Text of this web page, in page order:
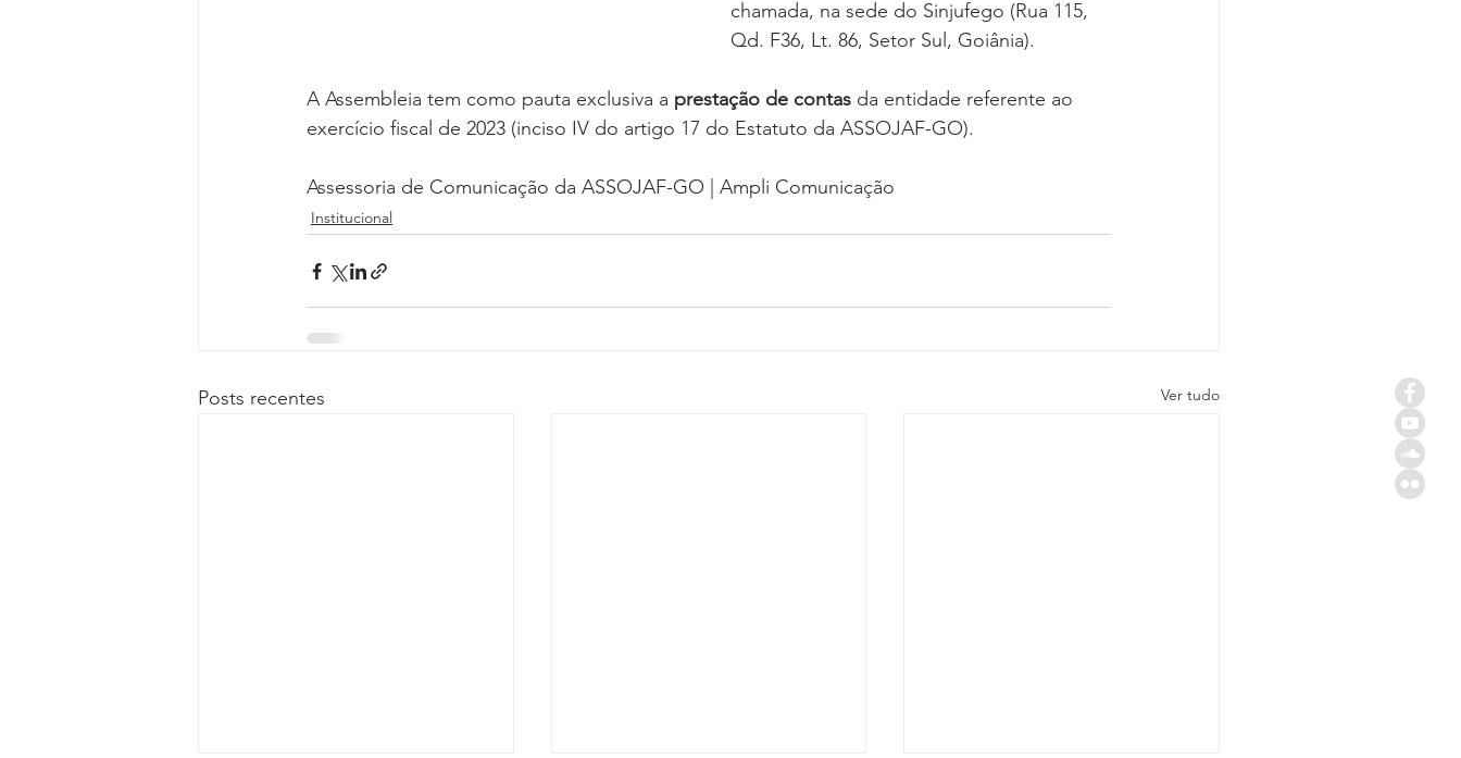
chamada, na sede do Sinjufego (Rua 115,
Qd. F36, Lt. 86, Setor Sul, Goiânia).
A Assembleia tem como pauta exclusiva a prestação de contas da entidade referente ao
exercício fiscal de 2023 (inciso IV do artigo 17 do Estatuto da ASSOJAF-GO).
Assessoria de Comunicação da ASSOJAF-GO | Ampli Comunicação
Institucional
Posts recentes Ver tudo